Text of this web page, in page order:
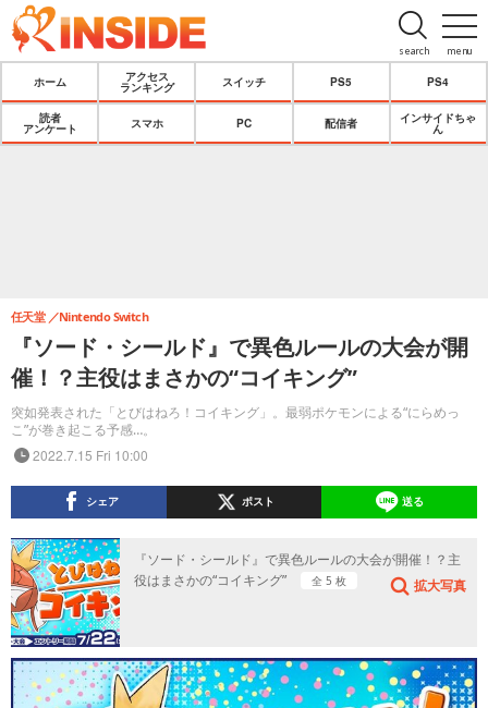
menu
search
ホーム
アクセス
ランキング
スイッチ PS5 PS4
読者
アンケート
スマホ PC 配信者
インサイドちゃ
ん
『ソード・シールド』で異色ルールの大会が開
催！？主役はまさかの“コイキング”
突如発表された「とびはねろ！コイキング」。最弱ポケモンによる“にらめっ
こ”が巻き起こる予感…。
任天堂 Nintendo Switch
2022.7.15 Fri 10:00
シェア ポスト 送る
『ソード・シールド』で異色ルールの大会が開催！？主
役はまさかの“コイキング”
全 5 枚 拡大写真